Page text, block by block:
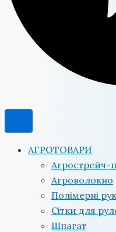
АГРОТОВАРИ
Агрострейч-
Агроволокно
Полімерні
Сітки для
Шпагат